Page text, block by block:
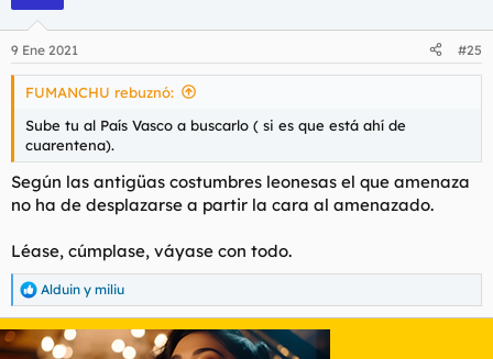
e
s
9 Ene 2021 #25
FUMANCHU rebuznó:
Sube tu al País Vasco a buscarlo ( si es que está ahí de
cuarentena).
Según las antigüas costumbres leonesas el que amenaza
no ha de desplazarse a partir la cara al amenazado.
Léase, cúmplase, váyase con todo.
R
e
a
c
Alduin y miliu